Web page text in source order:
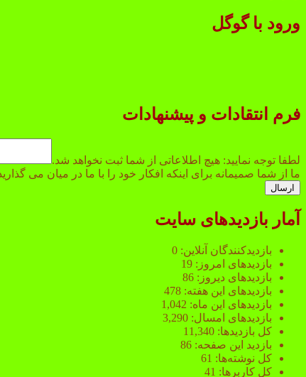
ورود با گوگل
فرم انتقادات و پیشنهادات
شد.
ثبت
لطفا توجه نمایید: هیچ اطلاعاتی از شما ثبت نخواهد شد.
ما از شما صمیمانه برای اینکه افکار خود را با ما در میان می
ارسال
آمار بازدیدهای سایت
بازدیدکنندگان آنلاین: 0
بازدیدهای امروز: 19
بازدیدهای دیروز: 86
بازدیدهای این هفته: 478
بازدیدهای این ماه: 1,042
بازدیدهای امسال: 3,290
کل بازدیدها: 11,340
بازدید این صفحه: 86
کل نوشته‌ها: 61
کل کاربرها: 41